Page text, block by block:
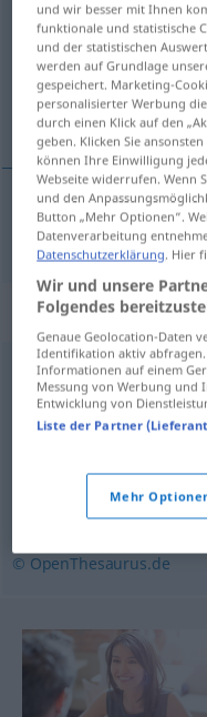
Übersicht aller
(Für mehr Details die
оттенок
оттенок,-ка,нюансgen
Ton,Kolorit,Farbton,
Schimmer
Abstufung,Stich (in),
Schattierung
© OpenThesaurus.de
und wir besser mit Ihnen
funktionale und statistische
und der statistischen
werden auf Grundlage
gespeichert. Marketing-
personalisierter Werbung
durch einen Klick auf den
geben. Klicken Sie
können Ihre Einwilligung
Webseite widerrufen. Wenn
und den
Button „Mehr Optionen“.
Datenverarbeitung
Datenschutzerklärung. Hier
Wir und unsere
Folgendes
Genaue Geolocation-Daten
Identifikation aktiv
Informationen auf einem
Messung von Werbung und
Entwicklung von
Liste der Partner
Mehr